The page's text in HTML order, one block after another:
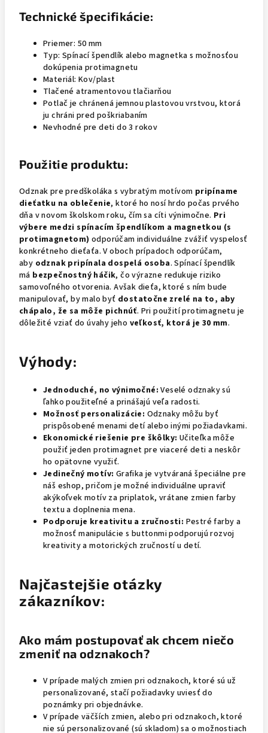
Technické špecifikácie:
Priemer: 50 mm
Typ: Spínací špendlík alebo magnetka s možnosťou
dokúpenia protimagnetu
Materiál: Kov/plast
Tlačené atramentovou tlačiarňou
Potlač je chránená jemnou plastovou vrstvou, ktorá
ju chráni pred poškriabaním
Nevhodné pre deti do 3 rokov
Použitie produktu:
Odznak pre predškoláka s vybratým motívom pripíname
dieťatku na oblečenie, ktoré ho nosí hrdo počas prvého
dňa v novom školskom roku, čím sa cíti výnimočne. Pri
výbere medzi spínacím špendlíkom a magnetkou (s
protimagnetom) odporúčam individuálne zvážiť vyspelosť
konkrétneho dieťaťa. V oboch prípadoch odporúčam,
aby odznak pripínala dospelá osoba. Spínací špendlík
má bezpečnostný háčik, čo výrazne redukuje riziko
samovoľného otvorenia. Avšak dieťa, ktoré s ním bude
manipulovať, by malo byť dostatočne zrelé na to, aby
chápalo, že sa môže pichnúť. Pri použití protimagnetu je
dôležité vziať do úvahy jeho veľkosť, ktorá je 30 mm.
Výhody:
Jednoduché, no výnimočné: Veselé odznaky sú
ľahko použiteľné a prinášajú veľa radosti.
Možnosť personalizácie: Odznaky môžu byť
prispôsobené menami detí alebo inými požiadavkami.
Ekonomické riešenie pre škôlky: Učiteľka môže
použiť jeden protimagnet pre viaceré deti a neskôr
ho opätovne využiť.
Jedinečný motív: Grafika je vytváraná špeciálne pre
náš eshop, pričom je možné individuálne upraviť
akýkoľvek motív za priplatok, vrátane zmien farby
textu a doplnenia mena.
Podporuje kreativitu a zručnosti: Pestré farby a
možnosť manipulácie s buttonmi podporujú rozvoj
kreativity a motorických zručností u detí.
Najčastejšie otázky
zákazníkov:
Ako mám postupovať ak chcem niečo
zmeniť na odznakoch?
V prípade malých zmien pri odznakoch, ktoré sú už
personalizované, stačí požiadavky uviesť do
poznámky pri objednávke.
V prípade väčších zmien, alebo pri odznakoch, ktoré
nie sú personalizované (sú skladom) sa o možnostiach